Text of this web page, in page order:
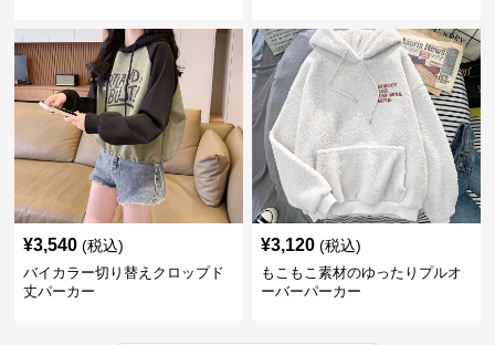
¥3,540 (税込)
バイカラー切り替えクロップド
丈パーカー
¥3,120 (税込)
もこもこ素材のゆったりプルオ
ーバーパーカー